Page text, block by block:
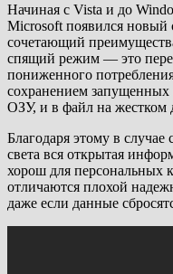
Начиная с Vista и до
Microsoft появился новый
сочетающий
спящий режим — это
пониженного
сохранением
ОЗУ, и в файл на жестком
Благодаря этому в
света вся открытая
хорош для персональных
отличаются плохой
даже если данные